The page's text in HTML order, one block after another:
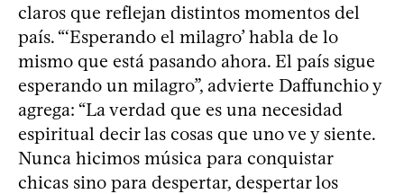
claros que reflejan distintos momentos del
país. “‘Esperando el milagro’ habla de lo
mismo que está pasando ahora. El país sigue
esperando un milagro”, advierte Daffunchio y
agrega: “La verdad que es una necesidad
espiritual decir las cosas que uno ve y siente.
Nunca hicimos música para conquistar
chicas sino para despertar, despertar los